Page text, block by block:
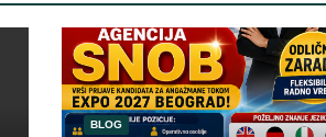
BLOG